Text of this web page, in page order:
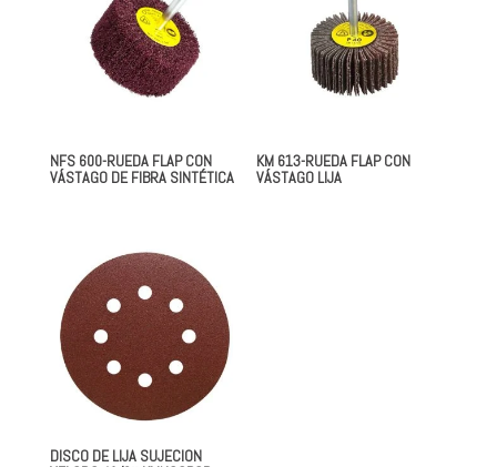
NFS 600-RUEDA FLAP CON
VÁSTAGO DE FIBRA SINTÉTICA
KM 613-RUEDA FLAP CON
VÁSTAGO LIJA
DISCO DE LIJA SUJECION